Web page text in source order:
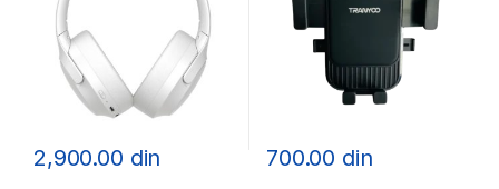
2,900.00 din 700.00 din